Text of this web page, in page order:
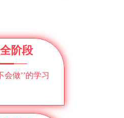
阶段
会做’’的学习